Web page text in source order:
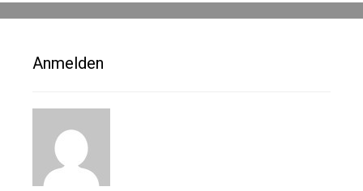
Anmelden